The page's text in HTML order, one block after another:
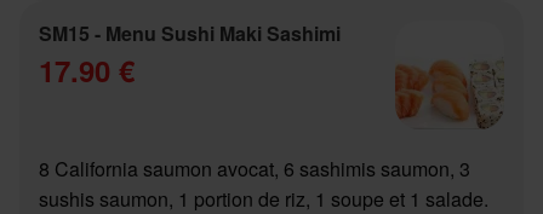
SM15 - Menu Sushi Maki Sashimi
17.90 €
8 California saumon avocat, 6 sashimis saumon, 3
sushis saumon, 1 portion de riz, 1 soupe et 1 salade.